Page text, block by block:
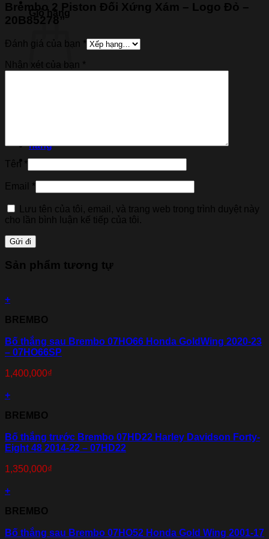
Giỏ hàng
Brembo 2 Piston Đối Xứng Xám – Logo Đỏ –
20B85278”
Đánh giá của bạn *
Nhận xét của bạn *
Tên *
Email *
Lưu tên của tôi, email, và trang web trong trình duyệt này
cho lần bình luận kế tiếp của tôi.
Sản phẩm tương tự
+
BREMBO
Bố thắng sau Brembo 07HO66 Honda GoldWing 2020-23
– 07HO66SP
1,400,000₫
+
BREMBO
Bố thắng trước Brembo 07HD22 Harley Davidson Forty-
Eight 48 2014-22 – 07HD22
1,350,000₫
+
BREMBO
Bố thắng sau Brembo 07HO52 Honda Gold Wing 2001-17